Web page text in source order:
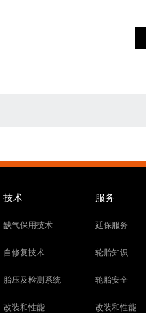
技术
缺气保用技术
自修复技术
胎压及检测系统
改装和性能
服务
延保服务
轮胎知识
轮胎安全
改装和性能